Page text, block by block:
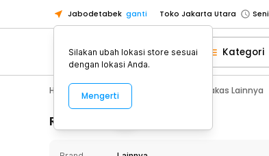
Jabodetabek ganti Toko Jakarta Utara
Toko Tangerang
Toko Cikupa
Pick n Go Jakarta Barat
Pick n Go Bekasi
Senin
Senin
Kategori
Home Appliance Perkakas Lainnya
Rincian Produk
Silakan ubah lokasi store sesuai
dengan lokasi Anda.
Mengerti